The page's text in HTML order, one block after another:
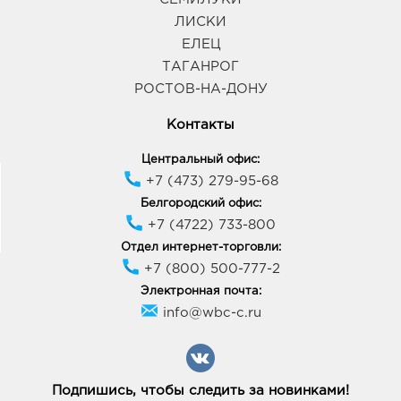
Курск Европа-20: руб.
305040, Курская область, г Курск, пр-кт Дружбы,
График работы:
ЛИСКИ
ЕЛЕЦ
ТАГАНРОГ
РОСТОВ-НА-ДОНУ
Контакты
Центральный офис:
+7 (473) 279-95-68
Белгородский офис:
+7 (4722) 733-800
Отдел интернет-торговли:
+7 (800) 500-777-2
Электронная почта:
info@wbc-c.ru
Подпишись, чтобы следить за новинками!